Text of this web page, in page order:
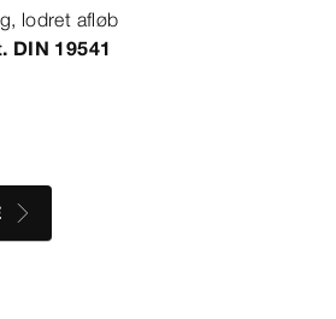
lodret afløb
DIN 19541